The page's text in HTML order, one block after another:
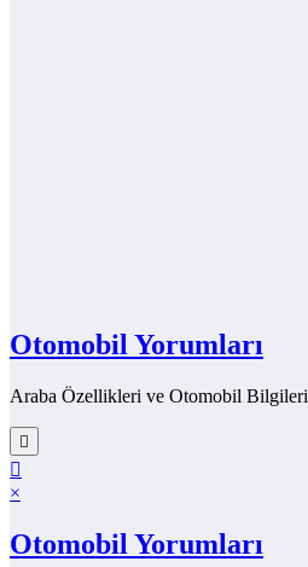
Otomobil Yorumları
Araba Özellikleri ve Otomobil Bilgileri
×
Otomobil Yorumları